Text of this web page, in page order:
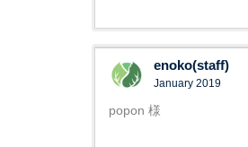
enoko(staff)
January 2019
popon 様